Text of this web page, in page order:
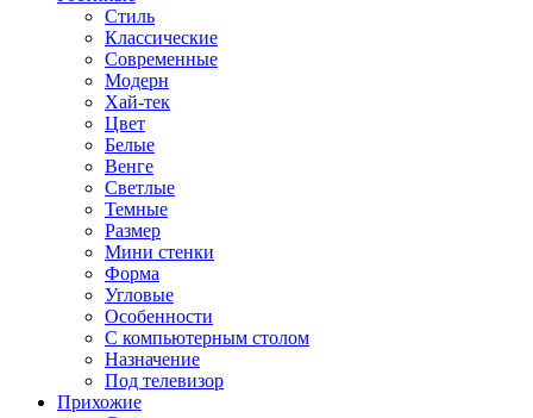
Стиль
Классические
Современные
Модерн
Хай-тек
Цвет
Белые
Венге
Светлые
Темные
Размер
Мини стенки
Форма
Угловые
Особенности
С компьютерным столом
Назначение
Под телевизор
Прихожие